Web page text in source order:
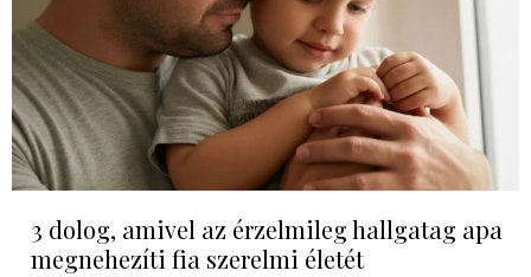
3 dolog, amivel az érzelmileg hallgatag apa
megnehezíti fia szerelmi életét